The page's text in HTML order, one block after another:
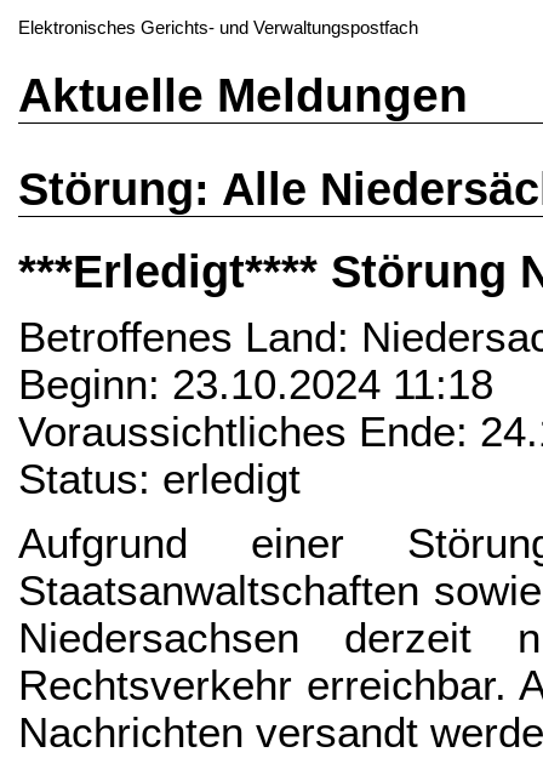
Elektronisches Gerichts- und Verwaltungspostfach
Aktuelle Meldungen
Störung: Alle
***Erledigt**** Störung
Betroffenes Land:
Beginn: 23.10.2024 11:18
Voraussichtliches Ende:
Status: erledigt
Aufgrund einer
Staatsanwaltschaften
Niedersachsen derzeit
Rechtsverkehr erreichbar.
Nachrichten versandt